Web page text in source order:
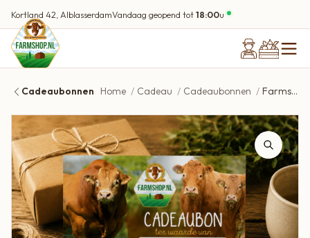
Kortland 42, AlblasserdamVandaag geopend tot18:00u
Cadeaubonnen Home Cadeau Cadeaubonnen Farmshop Cadeaubon | 15,-